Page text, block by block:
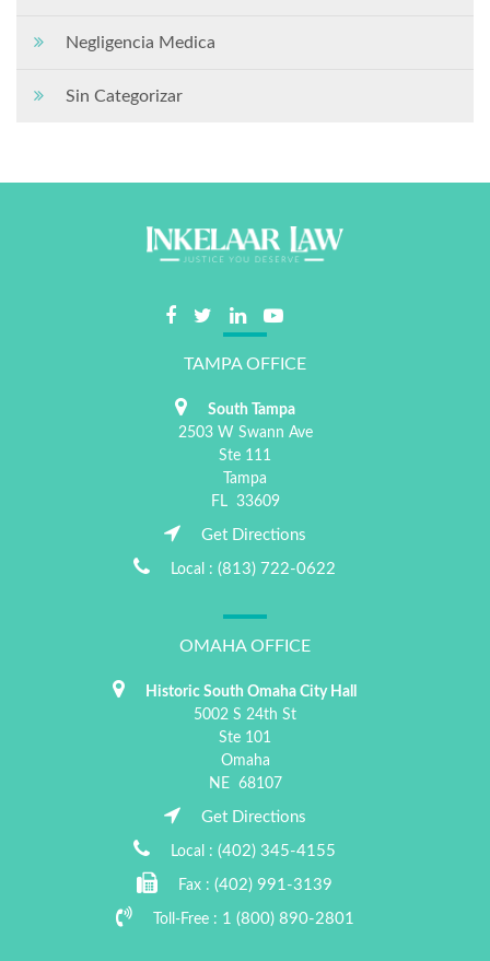
Negligencia Medica
Sin Categorizar
TAMPA OFFICE
South Tampa
2503 W Swann Ave
Ste 111
Tampa
FL
33609
Get Directions
Local : (813) 722-0622
OMAHA OFFICE
Historic South Omaha City Hall
5002 S 24th St
Ste 101
Omaha
NE
68107
Get Directions
Local : (402) 345-4155
Fax : (402) 991-3139
Toll-Free : 1 (800) 890-2801